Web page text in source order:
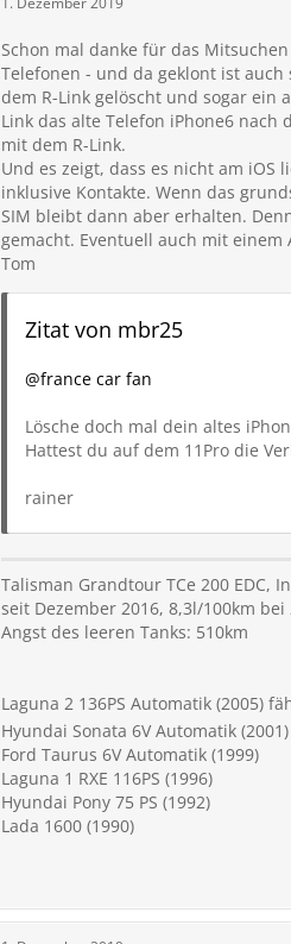
Schon mal danke für das
Telefonen - und da geklont ist
dem R-Link gelöscht und sogar
Link das alte Telefon iPhone6
mit dem R-Link.
Und es zeigt, dass es nicht am
inklusive Kontakte. Wenn das
SIM bleibt dann aber erhalten.
gemacht. Eventuell auch mit einem
Tom
Zitat von mbr25
@france car fan
Lösche doch mal dein altes
Hattest du auf dem 11Pro die
rainer
Talisman Grandtour TCe 200 EDC,
seit Dezember 2016, 8,3l/100km
Angst des leeren Tanks: 510km
Laguna 2 136PS Automatik (2005)
Hyundai Sonata 6V Automatik (2001)
Ford Taurus 6V Automatik (1999)
Laguna 1 RXE 116PS (1996)
Hyundai Pony 75 PS (1992)
Lada 1600 (1990)